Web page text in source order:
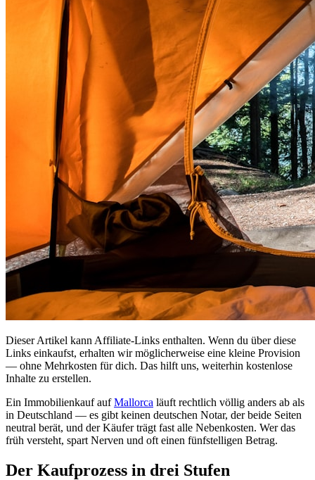
Dieser Artikel kann Affiliate-Links enthalten. Wenn du über diese
Links einkaufst, erhalten wir möglicherweise eine kleine Provision
— ohne Mehrkosten für dich. Das hilft uns, weiterhin kostenlose
Inhalte zu erstellen.
Ein Immobilienkauf aufMallorca läuft rechtlich völlig anders ab als
in Deutschland — es gibt keinen deutschen Notar, der beide Seiten
neutral berät, und der Käufer trägt fast alle Nebenkosten. Wer das
früh versteht, spart Nerven und oft einen fünfstelligen Betrag.
Der Kaufprozess in drei Stufen